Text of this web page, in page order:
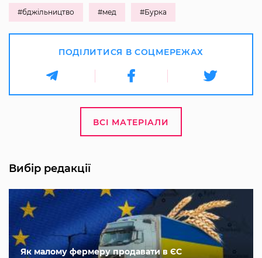
#бджільництво #мед #Бурка
ПОДІЛИТИСЯ В СОЦМЕРЕЖАХ
ВСІ МАТЕРІАЛИ
Вибір редакції
Як малому фермеру продавати в ЄС